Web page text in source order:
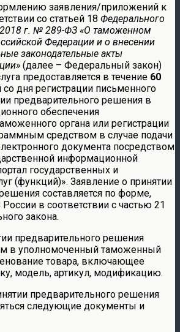
заявления/приложений к
со статьей 18 Федерального
2018 г. № 289-ФЗ «О таможенном
Федерации и о внесении
законодательные акты
(далее – Федеральный закон)
предоставляется в течение 60
со дня регистрации письменного
предварительного решения в
обеспечения
органа или регистрации
средством в случае подачи
документа посредством
информационной
государственных и
(функций)». Заявление о принятии
составляется по форме,
в соответствии с частью 21
закона.
предварительного решения
в уполномоченный таможенный
товара, включающее
модель, артикул, модификацию.
предварительного решения
следующие документы и